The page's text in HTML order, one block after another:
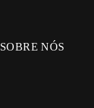
SOBRE NÓS